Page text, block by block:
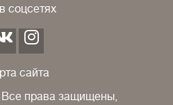
соцсетях
сайта
права защищены,